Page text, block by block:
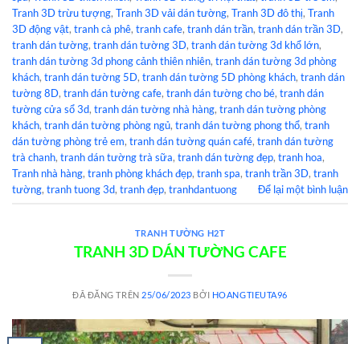
Tranh 3D trừu tượng, Tranh 3D vải dán tường, Tranh 3D đô thị, Tranh
3D động vật, tranh cà phê, tranh cafe, tranh dán trần, tranh dán trần 3D,
tranh dán tường, tranh dán tường 3D, tranh dán tường 3d khổ lớn,
tranh dán tường 3d phong cảnh thiên nhiên, tranh dán tường 3d phòng
khách, tranh dán tường 5D, tranh dán tường 5D phòng khách, tranh dán
tường 8D, tranh dán tường cafe, tranh dán tường cho bé, tranh dán
tường cửa sổ 3d, tranh dán tường nhà hàng, tranh dán tường phòng
khách, tranh dán tường phòng ngủ, tranh dán tường phong thổ, tranh
dán tường phòng trẻ em, tranh dán tường quán café, tranh dán tường
trà chanh, tranh dán tường trà sữa, tranh dán tường đẹp, tranh hoa,
Tranh nhà hàng, tranh phòng khách đẹp, tranh spa, tranh trần 3D, tranh
tường, tranh tuong 3d, tranh đẹp, tranhdantuong Để lại một bình luận
TRANH TƯỜNG H2T
TRANH 3D DÁN TƯỜNG CAFE
ĐÃ ĐĂNG TRÊN 25/06/2023 BỞI HOANGTIEUTA96